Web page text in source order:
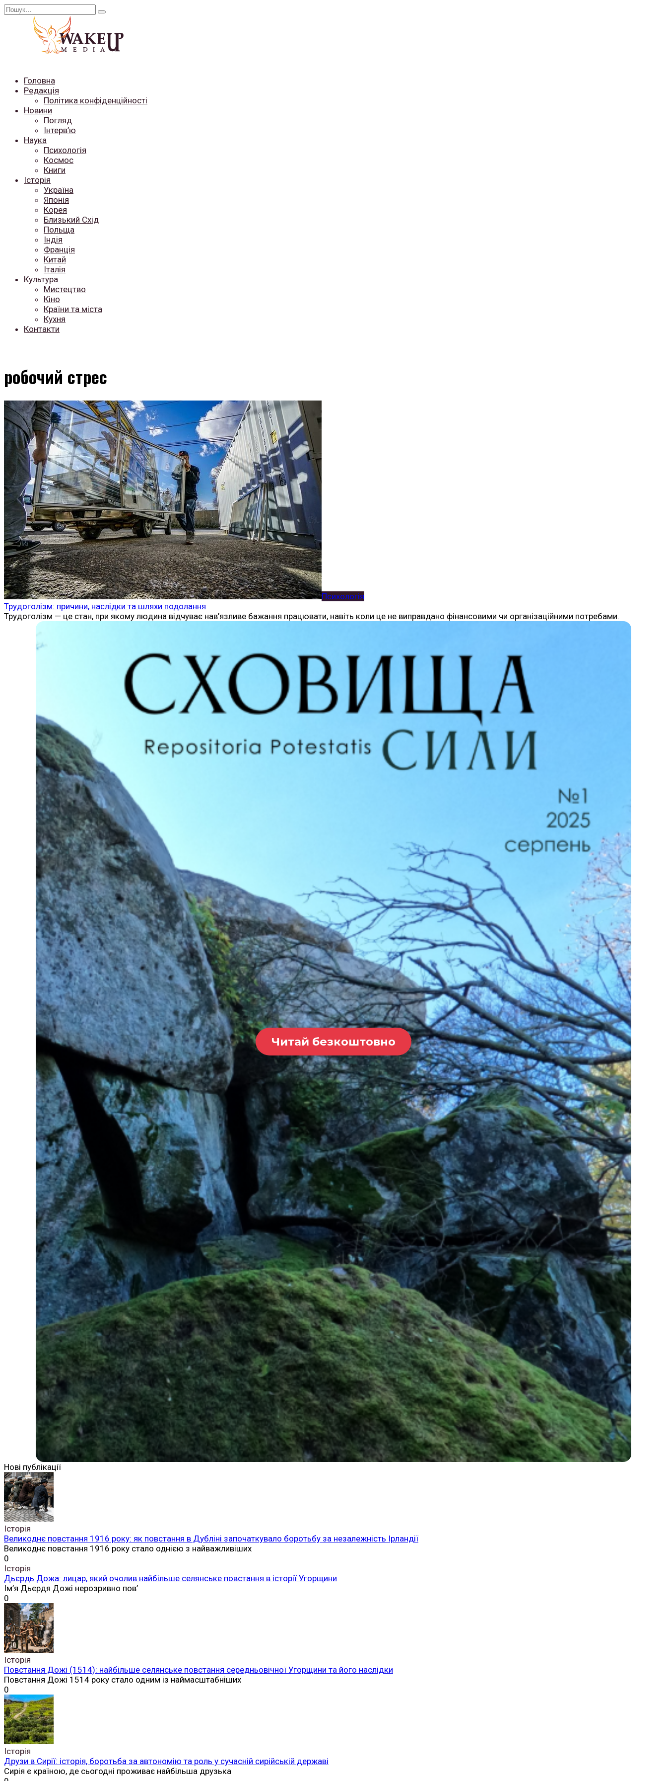
Перейти
Search
Головна
Редакція
Політика конфіденційності
Новини
Погляд
Інтерв’ю
Наука
Психологія
Космос
Книги
Історія
Україна
Японія
Корея
Близький Схід
Польща
Індія
Франція
Китай
Італія
Культура
Мистецтво
Кіно
Країни та міста
Кухня
Контакти
робочий стрес
Психологія
Трудоголізм: причини, наслідки та шляхи подолання
Трудоголізм — це стан, при якому людина відчуває нав’язливе бажання працювати, навіть коли це не виправдано фінансовими чи організаційними потребами.
Читай безкоштовно
Нові публікації
Історія
Великоднє повстання 1916 року: як повстання в Дубліні започаткувало боротьбу за незалежність Ірландії
Великоднє повстання 1916 року стало однією з найважливіших
0
Історія
Дьєрдь Дожа: лицар, який очолив найбільше селянське повстання в історії Угорщини
Ім’я Дьєрдя Дожі нерозривно пов’
0
Історія
Повстання Дожі (1514): найбільше селянське повстання середньовічної Угорщини та його наслідки
Повстання Дожі 1514 року стало одним із наймасштабніших
0
Історія
Друзи в Сирії: історія, боротьба за автономію та роль у сучасній сирійській державі
Сирія є країною, де сьогодні проживає найбільша друзька